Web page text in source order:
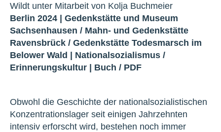
Wildt unter Mitarbeit von Kolja Buchmeier
Berlin 2024 | Gedenkstätte und Museum
Sachsenhausen / Mahn- und Gedenkstätte
Ravensbrück / Gedenkstätte Todesmarsch im
Belower Wald | Nationalsozialismus /
Erinnerungskultur | Buch / PDF
Obwohl die Geschichte der nationalsozialistischen
Konzentrationslager seit einigen Jahrzehnten
intensiv erforscht wird, bestehen noch immer